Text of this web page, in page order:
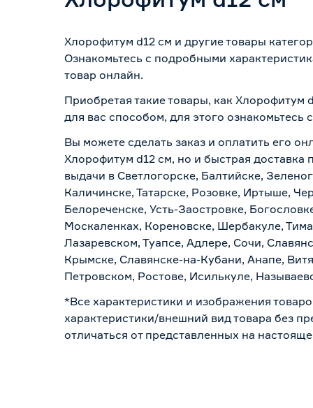
Хлорофитум d12 см и другие товары
Ознакомьтесь с подробными
товар онлайн.
Приобретая такие товары, как Хлорофитум
для вас способом, для этого ознакомьтесь
Вы можете сделать заказ и оплатить его
Хлорофитум d12 см, но и быстрая доставка
выдачи в Светлогорске, Балтийске,
Каличинске, Татарске, Розовке, Иртыше,
Белореченске, Усть-Заостровке,
Москаленках, Кореновске, Шербакуле,
Лазаревском, Туапсе, Адлере, Сочи,
Крымске, Славянске-на-Кубани, Анапе,
Петровском, Ростове, Исилькуле,
*Все характеристики и изображения
характеристики/внешний вид товара без
отличаться от представленных на